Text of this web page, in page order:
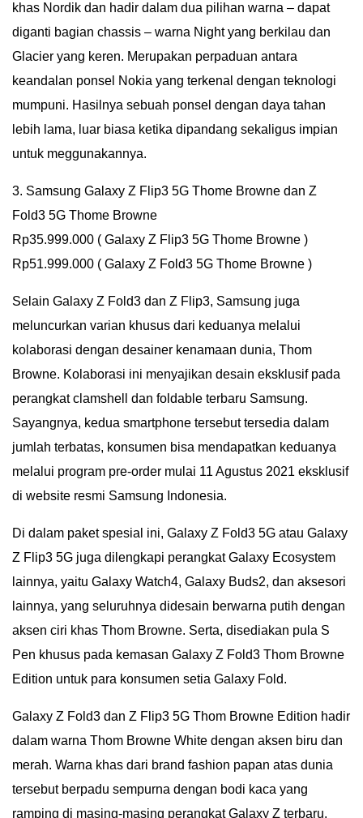
khas Nordik dan hadir dalam dua pilihan warna – dapat
diganti bagian chassis – warna Night yang berkilau dan
Glacier yang keren. Merupakan perpaduan antara
keandalan ponsel Nokia yang terkenal dengan teknologi
mumpuni. Hasilnya sebuah ponsel dengan daya tahan
lebih lama, luar biasa ketika dipandang sekaligus impian
untuk meggunakannya.
3. Samsung Galaxy Z Flip3 5G Thome Browne dan Z
Fold3 5G Thome Browne
Rp35.999.000 ( Galaxy Z Flip3 5G Thome Browne )
Rp51.999.000 ( Galaxy Z Fold3 5G Thome Browne )
Selain Galaxy Z Fold3 dan Z Flip3, Samsung juga
meluncurkan varian khusus dari keduanya melalui
kolaborasi dengan desainer kenamaan dunia, Thom
Browne. Kolaborasi ini menyajikan desain eksklusif pada
perangkat clamshell dan foldable terbaru Samsung.
Sayangnya, kedua smartphone tersebut tersedia dalam
jumlah terbatas, konsumen bisa mendapatkan keduanya
melalui program pre-order mulai 11 Agustus 2021 eksklusif
di website resmi Samsung Indonesia.
Di dalam paket spesial ini, Galaxy Z Fold3 5G atau Galaxy
Z Flip3 5G juga dilengkapi perangkat Galaxy Ecosystem
lainnya, yaitu Galaxy Watch4, Galaxy Buds2, dan aksesori
lainnya, yang seluruhnya didesain berwarna putih dengan
aksen ciri khas Thom Browne. Serta, disediakan pula S
Pen khusus pada kemasan Galaxy Z Fold3 Thom Browne
Edition untuk para konsumen setia Galaxy Fold.
Galaxy Z Fold3 dan Z Flip3 5G Thom Browne Edition hadir
dalam warna Thom Browne White dengan aksen biru dan
merah. Warna khas dari brand fashion papan atas dunia
tersebut berpadu sempurna dengan bodi kaca yang
ramping di masing-masing perangkat Galaxy Z terbaru.